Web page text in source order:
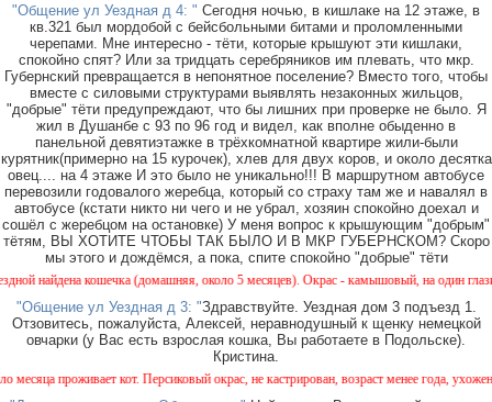
"Общение ул Уездная д 4: " Сегодня ночью, в кишлаке на 12 этаже, в
кв.321 был мордобой с бейсбольными битами и проломленными
черепами. Мне интересно - тёти, которые крышуют эти кишлаки,
спокойно спят? Или за тридцать серебряников им плевать, что мкр.
Губернский превращается в непонятное поселение? Вместо того, чтобы
вместе с силовыми структурами выявлять незаконных жильцов,
"добрые" тёти предупреждают, что бы лишних при проверке не было. Я
жил в Душанбе с 93 по 96 год и видел, как вполне обыденно в
панельной девятиэтажке в трёхкомнатной квартире жили-были
курятник(примерно на 15 курочек), хлев для двух коров, и около десятка
овец.... на 4 этаже И это было не уникально!!! В маршрутном автобусе
перевозили годовалого жеребца, который со страху там же и навалял в
автобусе (кстати никто ни чего и не убрал, хозяин спокойно доехал и
сошёл с жеребцом на остановке) У меня вопрос к крышующим "добрым"
тётям, ВЫ ХОТИТЕ ЧТОБЫ ТАК БЫЛО И В МКР ГУБЕРНСКОМ? Скоро
мы этого и дождёмся, а пока, спите спокойно "добрые" тёти
(домашняя, около 5 месяцев). Окрас - камышовый, на один глазик (возможно)
"Общение ул Уездная д 3: "Здравствуйте. Уездная дом 3 подъезд 1.
Отзовитесь, пожалуйста, Алексей, неравнодушный к щенку немецкой
овчарки (у Вас есть взрослая кошка, Вы работаете в Подольске).
Кристина.
кот. Персиковый окрас, не кастрирован, возраст менее года, ухожен, явно